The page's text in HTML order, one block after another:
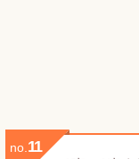
no. 11